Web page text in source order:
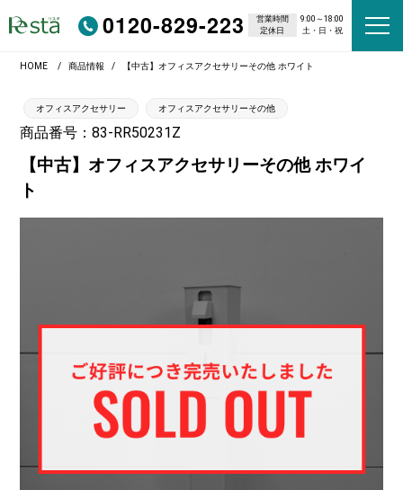
0120-829-223 営業時間
9:00～18:00
定休日
土・日・祝
HOME 商品情報 【中古】オフィスアクセサリーその他 ホワイト
オフィスアクセサリー オフィスアクセサリーその他
商品番号：83-RR50231Z
【中古】オフィスアクセサリーその他 ホワイ
ト